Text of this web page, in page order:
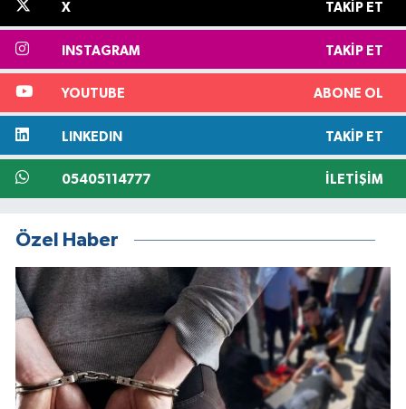
X TAKIP ET
INSTAGRAM TAKIP ET
YOUTUBE ABONE OL
LINKEDIN TAKIP ET
05405114777 İLETIŞIM
Özel Haber